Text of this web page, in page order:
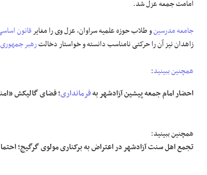
امامت جمعه عزل شد.
جامعه مدرسینو طلاب حوزه علمیه سراوان، عزل وی را مغایرقانون
زاهدان نیز آن را حرکتی نامناسب دانسته و خواستار دخالترهبر
همچنین ببینید:
احضار امام جمعه پیشین آزادشهر بهفرمانداری؛ فضای گالیکش
همچنین ببینید:
تجمع اهل سنت آزادشهر در اعتراض به برکناری مولوی گرگیج؛